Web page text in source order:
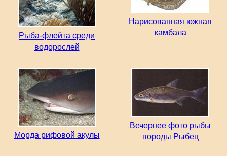
Рыба-флейта среди
водорослей
Нарисованная южная
камбала
Морда рифовой акулы
Вечернее фото рыбы
породы Рыбец